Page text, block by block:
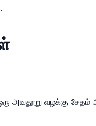
அவதூறு வழக்கு